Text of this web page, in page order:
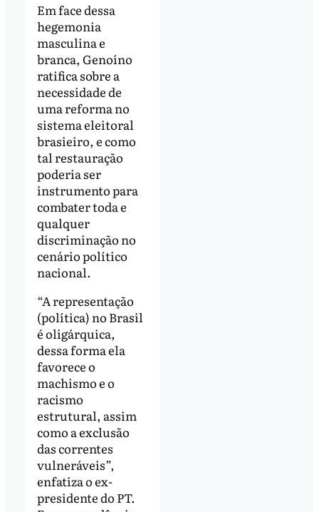
Em face dessa
hegemonia
masculina e
branca, Genoíno
ratifica sobre a
necessidade de
uma reforma no
sistema eleitoral
brasieiro, e como
tal restauração
poderia ser
instrumento para
combater toda e
qualquer
discriminação no
cenário político
nacional.
“A representação
(política) no Brasil
é oligárquica,
dessa forma ela
favorece o
machismo e o
racismo
estrutural, assim
como a exclusão
das correntes
vulneráveis”,
enfatiza o ex-
presidente do PT.